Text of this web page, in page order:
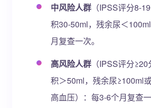
中风险人群 （IPSS评分8-
积30-50ml，残余尿＜
月复查一次。
高风险人群 （IPSS评分
积＞50ml，残余尿≥100ml
高血压）：每3-6个月复查一